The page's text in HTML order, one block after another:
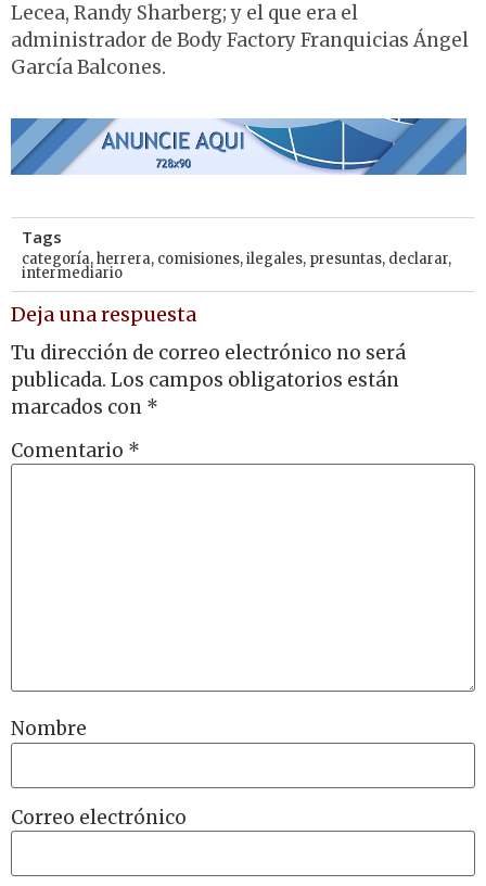
Lecea, Randy Sharberg; y el que era el
administrador de Body Factory Franquicias Ángel
García Balcones.
Tags
categoría,herrera, comisiones,ilegales, presuntas, declarar,
intermediario
Deja una respuesta
Tu dirección de correo electrónico no será
publicada. Los campos obligatorios están
marcados con *
Comentario *
Nombre
Correo electrónico